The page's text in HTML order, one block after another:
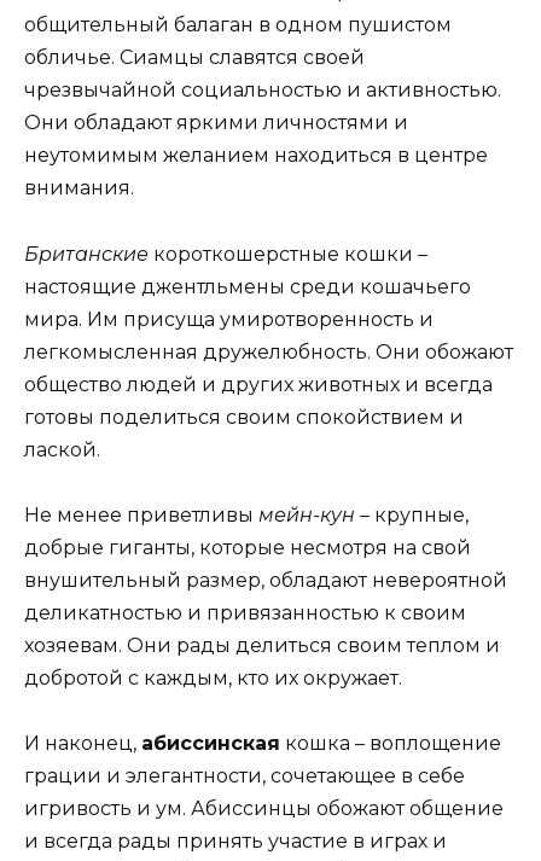
общительный балаган в одном пушистом
обличье. Сиамцы славятся своей
чрезвычайной социальностью и активностью.
Они обладают яркими личностями и
неутомимым желанием находиться в центре
внимания.
Британские короткошерстные кошки –
настоящие джентльмены среди кошачьего
мира. Им присуща умиротворенность и
легкомысленная дружелюбность. Они обожают
общество людей и других животных и всегда
готовы поделиться своим спокойствием и
лаской.
Не менее приветливы мейн-кун – крупные,
добрые гиганты, которые несмотря на свой
внушительный размер, обладают невероятной
деликатностью и привязанностью к своим
хозяевам. Они рады делиться своим теплом и
добротой с каждым, кто их окружает.
И наконец, абиссинская кошка – воплощение
грации и элегантности, сочетающее в себе
игривость и ум. Абиссинцы обожают общение
и всегда рады принять участие в играх и